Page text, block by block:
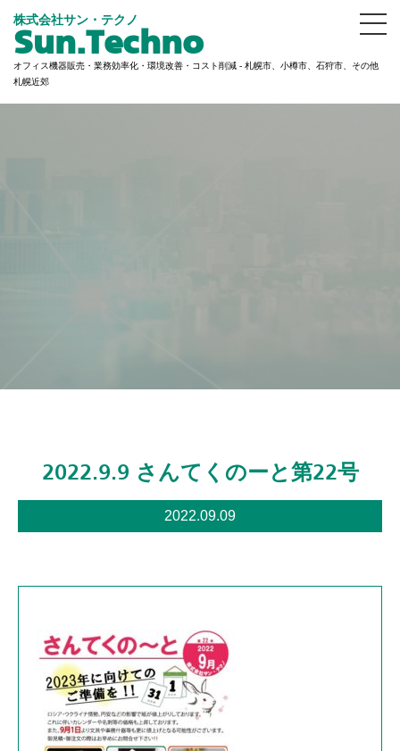
株式会社サン・テクノ
Sun.Techno
オフィス機器販売・業務効率化・環境改善・コスト削減 - 札幌市、小樽市、石狩市、その他
札幌近郊
2022.9.9 さんてくのーと第22号
2022.09.09